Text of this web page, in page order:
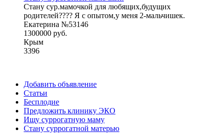
Стану сур.мамочкой для любящих,будущих
родителей???? Я с опытом,у меня 2-мальчишек.
Екатерина №53146
1300000 руб.
Крым
3396
Добавить объявление
Статьи
Бесплодие
Предложить клинику ЭКО
Ищу суррогатную маму
Стану суррогатной матерью